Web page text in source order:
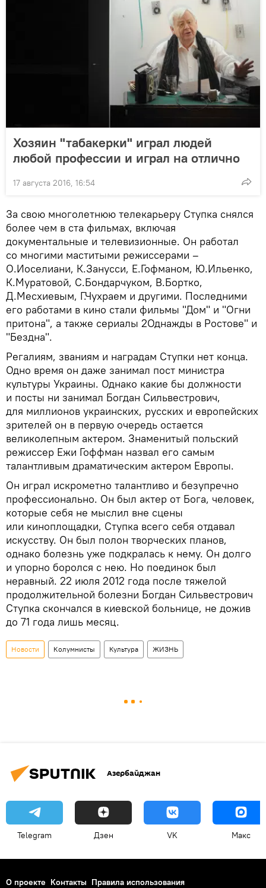
Хозяин "табакерки" играл людей
любой профессии и играл на отлично
17 августа 2016, 16:54
За свою многолетнюю телекарьеру Ступка снялся
более чем в ста фильмах, включая
документальные и телевизионные. Он работал
со многими маститыми режиссерами –
О.Иоселиани, К.Занусси, Е.Гофманом, Ю.Ильенко,
К.Муратовой, С.Бондарчуком, В.Бортко,
Д.Месхиевым, Г.Чухраем и другими. Последними
его работами в кино стали фильмы "Дом" и "Огни
притона", а также сериалы 2Однажды в Ростове" и
"Бездна".
Регалиям, званиям и наградам Ступки нет конца.
Одно время он даже занимал пост министра
культуры Украины. Однако какие бы должности
и посты ни занимал Богдан Сильвестрович,
для миллионов украинских, русских и европейских
зрителей он в первую очередь остается
великолепным актером. Знаменитый польский
режиссер Ежи Гоффман назвал его самым
талантливым драматическим актером Европы.
Он играл искрометно талантливо и безупречно
профессионально. Он был актер от Бога, человек,
которые себя не мыслил вне сцены
или киноплощадки, Ступка всего себя отдавал
искусству. Он был полон творческих планов,
однако болезнь уже подкралась к нему. Он долго
и упорно боролся с нею. Но поединок был
неравный. 22 июля 2012 года после тяжелой
продолжительной болезни Богдан Сильвестрович
Ступка скончался в киевской больнице, не дожив
до 71 года лишь месяц.
Новости Колумнисты Культура ЖИЗНЬ
Азербайджан
Telegram Дзен VK Макс
О проекте Контакты Правила использования